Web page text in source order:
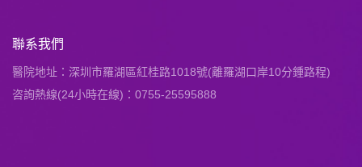
聯系我們
醫院地址：深圳市羅湖區紅桂路1018號(離羅湖口岸10分鍾路程)
咨詢熱線(24小時在線)：0755-25595888